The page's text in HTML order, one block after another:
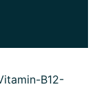
B12-